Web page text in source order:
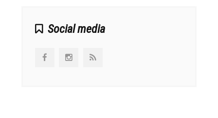
Social media